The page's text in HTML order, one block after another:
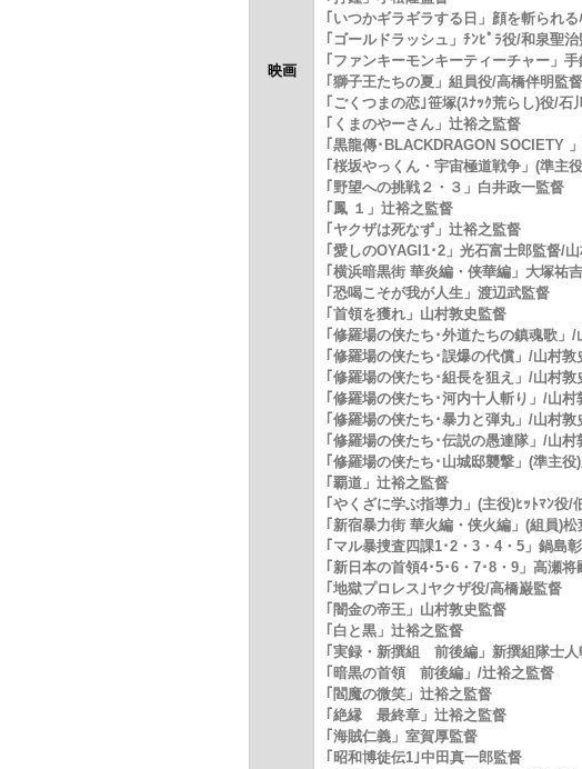
映画
｢いつかギラギラする日」顔を斬られ
｢ゴールドラッシュ」ﾁﾝﾋﾟﾗ役/和泉聖治
｢ファンキーモンキーティーチャー」
｢獅子王たちの夏」組員役/高橋伴明監督
｢ごくつまの恋｣笹塚(ｽﾅｯｸ荒らし)役/石
｢くまのやーさん」辻裕之監督
｢黒龍傳･BLACKDRAGON SOCIETY
｢桜坂やっくん・宇宙極道戦争」(準主
｢野望への挑戦２・３」白井政一監督
｢鳳 １」辻裕之監督
｢ヤクザは死なず」辻裕之監督
｢愛しのOYAGI1･2」光石富士郎監督/
｢横浜暗黒街 華炎編・侠華編」大塚祐
｢恐喝こそが我が人生」渡辺武監督
｢首領を獲れ」山村敦史監督
｢修羅場の侠たち･外道たちの鎮魂歌」/
｢修羅場の侠たち･誤爆の代償」/山村敦
｢修羅場の侠たち･組長を狙え」/山村敦
｢修羅場の侠たち･河内十人斬り」/山村
｢修羅場の侠たち･暴力と弾丸」/山村敦
｢修羅場の侠たち･伝説の愚連隊」/山村
｢修羅場の侠たち･山城邸襲撃」(準主
｢覇道」辻裕之監督
｢やくざに学ぶ指導力」(主役)ﾋｯﾄﾏﾝ役/
｢新宿暴力街 華火編・侠火編」(組員)
｢マル暴捜査四課1･2・3・4・5」鍋島
｢新日本の首領4･5･6・7･8・9」高瀬
｢地獄プロレス｣ヤクザ役/高橋巌監督
｢闇金の帝王」山村敦史監督
｢白と黒」辻裕之監督
｢実録・新撰組 前後編」新撰組隊士
｢暗黒の首領 前後編」/辻裕之監督
｢閻魔の微笑」辻裕之監督
｢絶縁 最終章」辻裕之監督
｢海賊仁義」室賀厚監督
｢昭和博徒伝1｣中田真一郎監督